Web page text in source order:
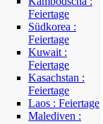
Feiertage
Südkorea :
Feiertage
Kuwait :
Feiertage
Kasachstan :
Feiertage
Laos : Feiertage
Malediven :